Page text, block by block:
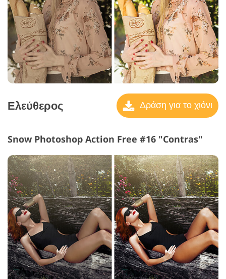
Ελεύθερος Δράση για το χιόνι
Snow Photoshop Action Free #16 "Contras"